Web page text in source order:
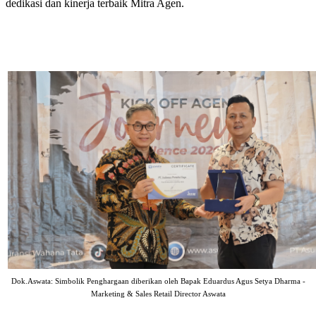
dedikasi dan kinerja terbaik Mitra Agen.
Dok.Aswata: Simbolik Penghargaan diberikan oleh Bapak Eduardus Agus Setya Dharma -
Marketing & Sales Retail Director Aswata